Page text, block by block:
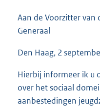
Aan de Voorzitter van
Generaal
Den Haag, 2
Hierbij informeer ik u
over het sociaal
aanbestedingen